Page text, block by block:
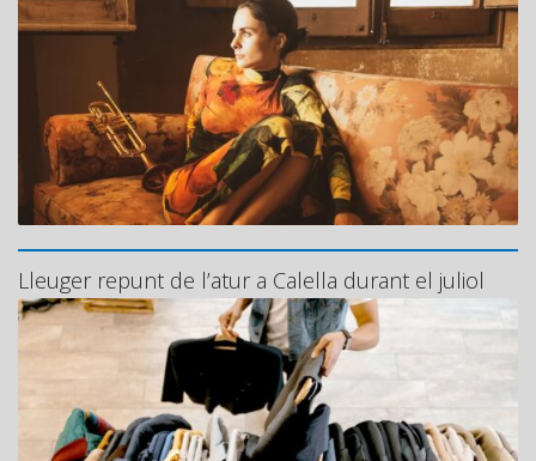
Lleuger repunt de l’atur a Calella durant el juliol